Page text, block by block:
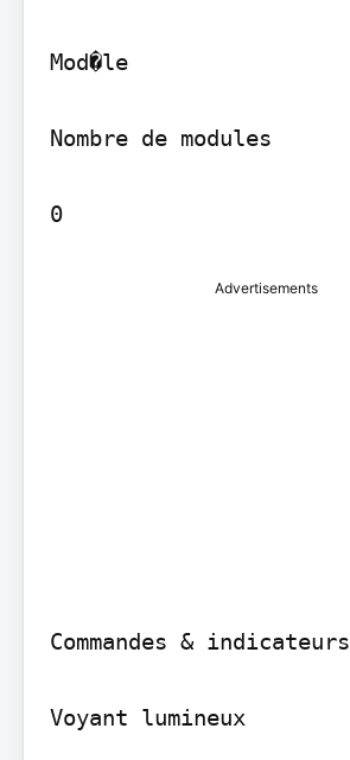
Mod�le
Nombre de modules
0
Advertisements
Commandes & indicateurs
Voyant lumineux